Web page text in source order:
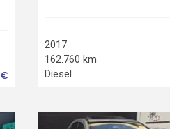
€
2017
162.760 km
Diesel